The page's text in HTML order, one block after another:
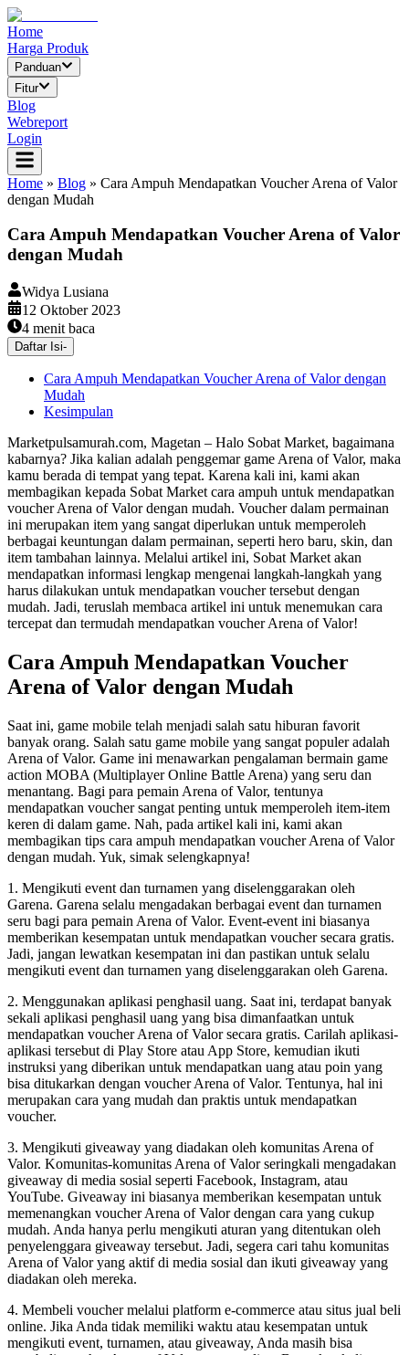
Home
Harga Produk
Panduan
Fitur
Blog
Webreport
Login
Home » Blog » Cara Ampuh Mendapatkan Voucher Arena of Valor
dengan Mudah
Cara Ampuh Mendapatkan Voucher Arena of Valor
dengan Mudah
Widya Lusiana
12 Oktober 2023
4 menit baca
Daftar Isi-
Cara Ampuh Mendapatkan Voucher Arena of Valor dengan
Mudah
Kesimpulan
Marketpulsamurah.com, Magetan – Halo Sobat Market, bagaimana
kabarnya? Jika kalian adalah penggemar game Arena of Valor, maka
kamu berada di tempat yang tepat. Karena kali ini, kami akan
membagikan kepada Sobat Market cara ampuh untuk mendapatkan
voucher Arena of Valor dengan mudah. Voucher dalam permainan
ini merupakan item yang sangat diperlukan untuk memperoleh
berbagai keuntungan dalam permainan, seperti hero baru, skin, dan
item tambahan lainnya. Melalui artikel ini, Sobat Market akan
mendapatkan informasi lengkap mengenai langkah-langkah yang
harus dilakukan untuk mendapatkan voucher tersebut dengan
mudah. Jadi, teruslah membaca artikel ini untuk menemukan cara
tercepat dan termudah mendapatkan voucher Arena of Valor!
Cara Ampuh Mendapatkan Voucher
Arena of Valor dengan Mudah
Saat ini, game mobile telah menjadi salah satu hiburan favorit
banyak orang. Salah satu game mobile yang sangat populer adalah
Arena of Valor. Game ini menawarkan pengalaman bermain game
action MOBA (Multiplayer Online Battle Arena) yang seru dan
menantang. Bagi para pemain Arena of Valor, tentunya
mendapatkan voucher sangat penting untuk memperoleh item-item
keren di dalam game. Nah, pada artikel kali ini, kami akan
membagikan tips cara ampuh mendapatkan voucher Arena of Valor
dengan mudah. Yuk, simak selengkapnya!
1. Mengikuti event dan turnamen yang diselenggarakan oleh
Garena. Garena selalu mengadakan berbagai event dan turnamen
seru bagi para pemain Arena of Valor. Event-event ini biasanya
memberikan kesempatan untuk mendapatkan voucher secara gratis.
Jadi, jangan lewatkan kesempatan ini dan pastikan untuk selalu
mengikuti event dan turnamen yang diselenggarakan oleh Garena.
2. Menggunakan aplikasi penghasil uang. Saat ini, terdapat banyak
sekali aplikasi penghasil uang yang bisa dimanfaatkan untuk
mendapatkan voucher Arena of Valor secara gratis. Carilah aplikasi-
aplikasi tersebut di Play Store atau App Store, kemudian ikuti
instruksi yang diberikan untuk mendapatkan uang atau poin yang
bisa ditukarkan dengan voucher Arena of Valor. Tentunya, hal ini
merupakan cara yang mudah dan praktis untuk mendapatkan
voucher.
3. Mengikuti giveaway yang diadakan oleh komunitas Arena of
Valor. Komunitas-komunitas Arena of Valor seringkali mengadakan
giveaway di media sosial seperti Facebook, Instagram, atau
YouTube. Giveaway ini biasanya memberikan kesempatan untuk
memenangkan voucher Arena of Valor dengan cara yang cukup
mudah. Anda hanya perlu mengikuti aturan yang ditentukan oleh
penyelenggara giveaway tersebut. Jadi, segera cari tahu komunitas
Arena of Valor yang aktif di media sosial dan ikuti giveaway yang
diadakan oleh mereka.
4. Membeli voucher melalui platform e-commerce atau situs jual beli
online. Jika Anda tidak memiliki waktu atau kesempatan untuk
mengikuti event, turnamen, atau giveaway, Anda masih bisa